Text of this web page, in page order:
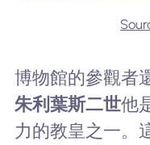
博物館的參觀者
朱利葉斯二世他
力的教皇之一。